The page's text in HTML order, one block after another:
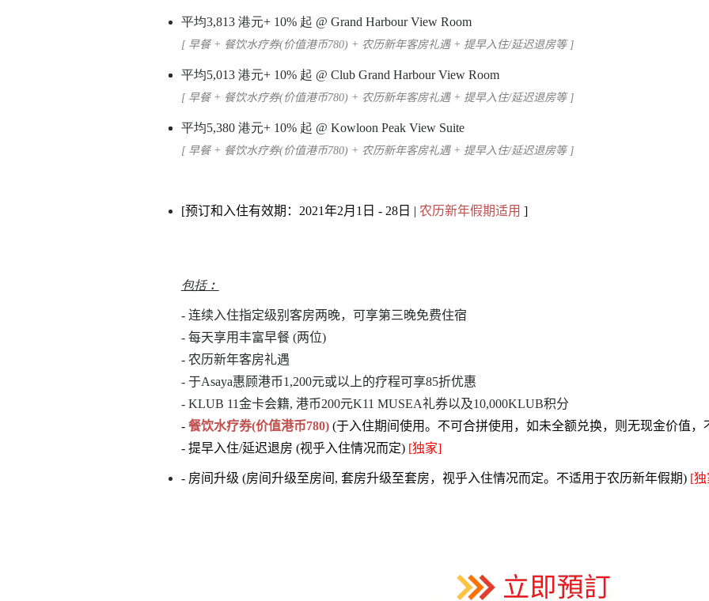
平均3,813 港元+ 10% 起 @ Grand Harbour View Room
[ 早餐 + 餐饮水疗券(价值港币780) + 农历新年客房礼遇 + 提早入住/延迟退房等 ]
平均5,013 港元+ 10% 起 @ Club Grand Harbour View Room
[ 早餐 + 餐饮水疗券(价值港币780) + 农历新年客房礼遇 + 提早入住/延迟退房等 ]
平均5,380 港元+ 10% 起 @ Kowloon Peak View Suite
[ 早餐 + 餐饮水疗券(价值港币780) + 农历新年客房礼遇 + 提早入住/延迟退房等 ]
[预订和入住有效期：2021年2月1日 - 28日 | 农历新年假期适用 ]
包括︰
- 连续入住指定级别客房两晚，可享第三晚免费住宿
- 每天享用丰富早餐 (两位)
- 农历新年客房礼遇
- 于Asaya惠顾港币1,200元或以上的疗程可享85折优惠
- KLUB 11金卡会籍, 港币200元K11 MUSEA礼券以及10,000KLUB积分
- 餐饮水疗券(价值港币780)(于入住期间使用。不可合拼使用，如未全额兑换，则无现金价值，
- 提早入住/延迟退房 (视乎入住情况而定) [独家]
-房间升级 (房间升级至房间, 套房升级至套房，视乎入住情况而定。不适用于农历新年假期) [